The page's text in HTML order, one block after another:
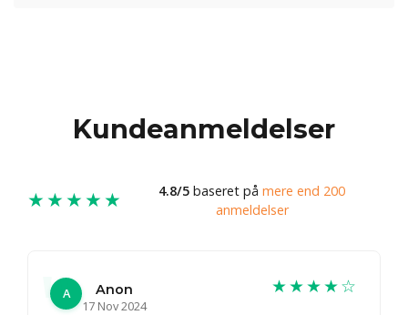
Kundeanmeldelser
★★★★★ 4.8/5 baseret på mere end 200
anmeldelser
A
Anon
17 Nov 2024
★★★★☆